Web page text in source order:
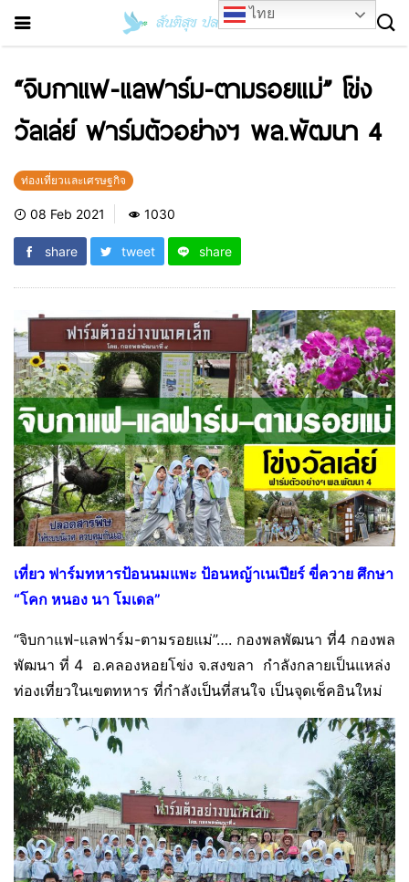
“จิบกาแฟ-แลฟาร์ม-ตามรอยแม่” โข่ง
วัลเล่ย์ ฟาร์มตัวอย่างฯ พล.พัฒนา 4
ท่องเที่ยวและเศรษฐกิจ
08 Feb 2021 1030
share tweet share
เที่ยว ฟาร์มทหารป้อนนมแพะ ป้อนหญ้าเนเปียร์ ขี่ควาย ศึกษา
“โคก หนอง นา โมเดล”
“จิบกาแฟ-แลฟาร์ม-ตามรอยแม่”…. กองพลพัฒนา ที่4 กองพล
พัฒนา ที่ 4 อ.คลองหอยโข่ง จ.สงขลา กำลังกลายเป็นแหล่ง
ท่องเที่ยวในเขตทหาร ที่กำลังเป็นที่สนใจ เป็นจุดเช็คอินใหม่
ไทย